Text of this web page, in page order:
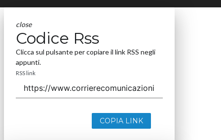
close
Codice Rss
Clicca sul pulsante per copiare il link RSS negli
appunti.
RSS link
COPIA LINK